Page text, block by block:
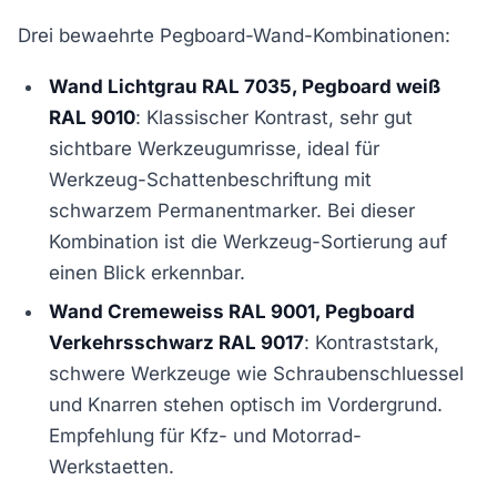
Drei bewaehrte Pegboard-Wand-Kombinationen:
Wand Lichtgrau RAL 7035, Pegboard weiß
RAL 9010: Klassischer Kontrast, sehr gut
sichtbare Werkzeugumrisse, ideal für
Werkzeug-Schattenbeschriftung mit
schwarzem Permanentmarker. Bei dieser
Kombination ist die Werkzeug-Sortierung auf
einen Blick erkennbar.
Wand Cremeweiss RAL 9001, Pegboard
Verkehrsschwarz RAL 9017: Kontraststark,
schwere Werkzeuge wie Schraubenschluessel
und Knarren stehen optisch im Vordergrund.
Empfehlung für Kfz- und Motorrad-
Werkstaetten.